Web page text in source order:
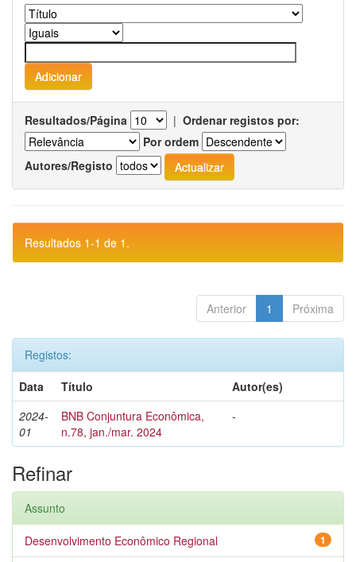
Resultados/Página | Ordenar registos por:
Por ordem
Autores/Registo
Resultados 1-1 de 1.
Anterior 1 Próxima
Registos:
Data
Título
Autor(es)
2024-
01
BNB Conjuntura Econômica,
n.78, jan./mar. 2024
-
Refinar
Assunto
1
Desenvolvimento Econômico Regional